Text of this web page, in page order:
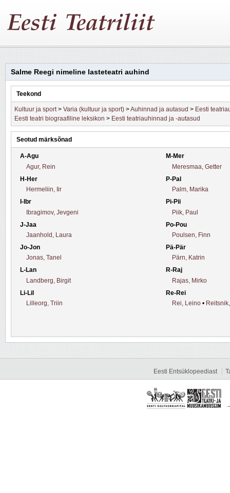
Salme Reegi nimeline lasteteatri auhind
Teekond
Kultuur ja sport> Varia (kultuur ja sport) >Auhinnad ja autasud > Eesti
Eesti teatri biograafiline leksikon > Eesti teatriauhinnad ja -autasud
Seotud märksõnad
A-Agu
Agur, Rein
H-Her
Hermeliin, Iir
I-Ibr
Ibragimov, Jevgeni
J-Jaa
Jaanhold, Laura
Jo-Jon
Jonas, Tanel
L-Lan
Landberg, Birgit
Li-Lil
Lilleorg, Triin
M-Mer
Meresmaa, Getter
P-Pal
Palm, Marika
Pi-Pii
Piik, Paul
Po-Pou
Poulsen, Finn
Pä-Pär
Pärn, Katrin
R-Raj
Rajas, Mirko
Re-Rei
Rei, Leino •
Eesti Entsüklopeediast